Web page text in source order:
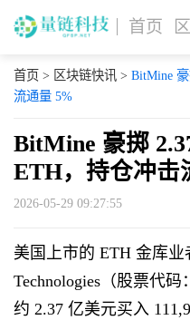
首页
首页 > 区块链快讯> BitMine
流通量 5%
BitMine 豪掷
ETH，持仓冲击
2026-05-29 09:27:55
美国上市的 ETH 金库业
Technologies（股票代
约 2.37 亿美元买入